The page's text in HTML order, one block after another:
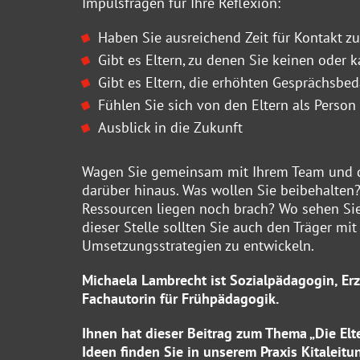
Haben Sie ausreichend Zeit für Kontakt
Gibt es Eltern, zu denen Sie keinen oder
Gibt es Eltern, die erhöhten
Fühlen Sie sich von den Eltern als
Ausblick in die Zukunft
Wagen Sie gemeinsam mit Ihrem Team
darüber hinaus. Was wollen Sie
Ressourcen liegen noch brach? Wo sehen
dieser Stelle sollten Sie auch den Träger
Umsetzungsstrategien zu entwickeln.
Michaela Lambrecht ist Sozialpädagogin,
Fachautorin für Frühpädagogik.
Ihnen hat dieser Beitrag zum Thema „Die
Ideen finden Sie in unserem Praxis